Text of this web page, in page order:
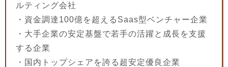
ルティング会社
・資金調達100億を超えるSaas型ベンチャー企業
・大手企業の安定基盤で若手の活躍と成長を支援
する企業
・国内トップシェアを誇る超安定優良企業